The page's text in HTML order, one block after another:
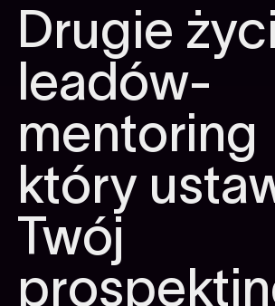
Drugie
leadów-
mentoring
który
Twój